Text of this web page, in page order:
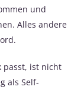
und
Alles andere
passt, ist nicht
als Self-